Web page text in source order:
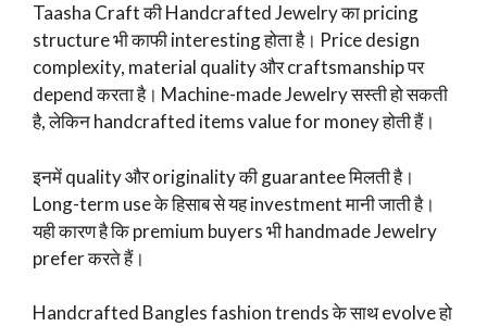
Taasha Craft की Handcrafted Jewelry का pricing
structure भी काफी interesting होता है। Price design
complexity, material quality और craftsmanship पर
depend करता है। Machine-made Jewelry सस्ती हो सकती
है, लेकिन handcrafted items value for money होती हैं।
इनमें quality और originality की guarantee मिलती है।
Long-term use के हिसाब से यह investment मानी जाती है।
यही कारण है कि premium buyers भी handmade Jewelry
prefer करते हैं।
Handcrafted Bangles fashion trends के साथ evolve हो